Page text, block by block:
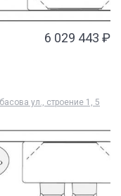
6 029 443 ₽
ул., строение 1, 5